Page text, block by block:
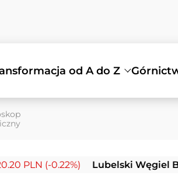
od A do Z
(-0.22%) Lubelski Węgiel